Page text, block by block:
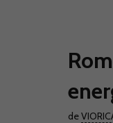
de